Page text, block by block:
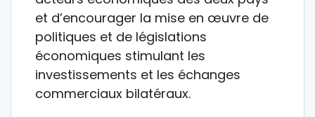
et d’encourager la mise en œuvre de
politiques et de législations
économiques stimulant les
investissements et les échanges
commerciaux bilatéraux.